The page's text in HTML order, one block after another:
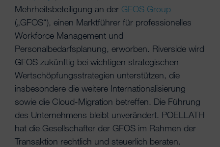
Mehrheitsbeteiligung an der GFOS Group
(„GFOS“), einen Marktführer für professionelles
Workforce Management und
Personalbedarfsplanung, erworben. Riverside wird
GFOS zukünftig bei wichtigen strategischen
Wertschöpfungsstrategien unterstützen, die
insbesondere die weitere Internationalisierung
sowie die Cloud-Migration betreffen. Die Führung
des Unternehmens bleibt unverändert. POELLATH
hat die Gesellschafter der GFOS im Rahmen der
Transaktion rechtlich und steuerlich beraten.